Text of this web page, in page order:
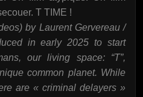
T TIME !
by Laurent Gervereau /
in early 2025 to start
our living space: “T”,
common planet. While
are « criminal delayers »